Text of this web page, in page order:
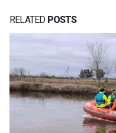
RELATED POSTS